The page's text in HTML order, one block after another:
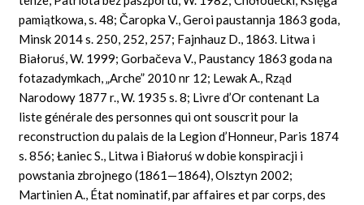
pamiątkowa, s. 48; Čaropka V., Geroi paustannja 1863 goda,
Minsk 2014 s. 250, 252, 257; Fajnhauz D., 1863. Litwa i
Białoruś, W. 1999; Gorbačeva V., Paustancy 1863 goda na
fotazadymkach, „Arche” 2010 nr 12; Lewak A., Rząd
Narodowy 1877 r., W. 1935 s. 8; Livre d’Or contenant La
liste générale des personnes qui ont souscrit pour la
reconstruction du palais de la Legion d’Honneur, Paris 1874
s. 856; Łaniec S., Litwa i Białoruś w dobie konspiracji i
powstania zbrojnego (1861—1864), Olsztyn 2002;
Martinien A., État nominatif, par affaires et par corps, des